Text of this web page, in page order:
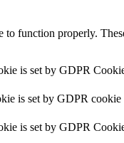
to function properly.
is set by GDPR
is set by GDPR
is set by GDPR